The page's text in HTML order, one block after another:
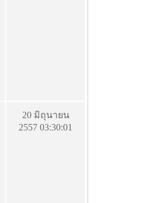
20 มิถุนายน
2557 03:30:01